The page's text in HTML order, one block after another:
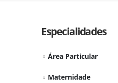
Especialidades
Área Particular
Maternidade